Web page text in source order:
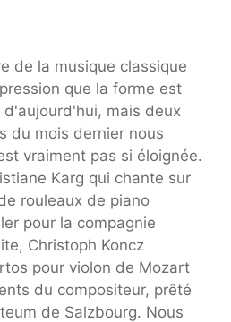
de la musique classique
que la forme est
mais deux
du mois dernier nous
vraiment pas si éloignée.
Karg qui chante sur
rouleaux de piano
pour la compagnie
Christoph Koncz
pour violon de Mozart
du compositeur, prêté
de Salzbourg. Nous